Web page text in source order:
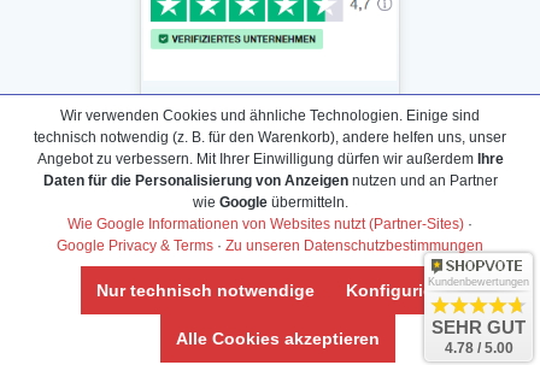
Daten­schutz­erklärung
Widerrufs­recht /Widerrufs­formular
AGB & Info
Impressum
Umwelt und Entsorgung
Vertrag widerrufen
Wir verwenden Cookies und ähnliche Technologien. Einige sind
technisch notwendig (z. B. für den Warenkorb), andere helfen uns, unser
Angebot zu verbessern. Mit Ihrer Einwilligung dürfen wir außerdem Ihre
Daten für die Personalisierung von Anzeigennutzen und an Partner
wie Googleübermitteln.
Wie Google Informationen von Websites nutzt (Partner-Sites) ·
Google Privacy & Terms · Zu unseren Datenschutzbestimmungen
Nur technisch notwendige Konfigurieren
Alle Cookies akzeptieren
Kundenbewertungen
SEHR GUT
4.78 / 5.00